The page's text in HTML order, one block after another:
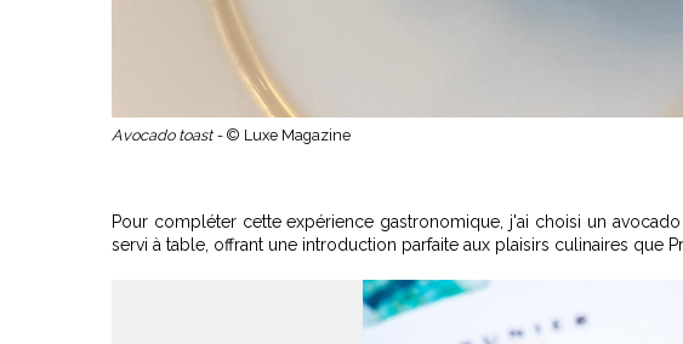
Avocado toast - © Luxe Magazine
Pour compléter cette expérience gastronomique, j'ai choisi un
servi à table, offrant une introduction parfaite aux plaisirs culinaires que